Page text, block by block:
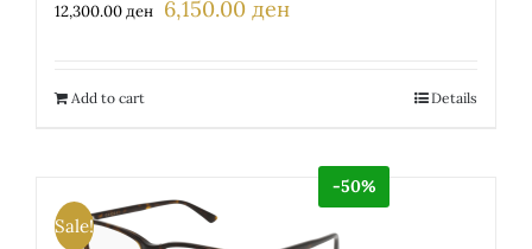
12,300.00ден Original
6,150.00 денCurrent
Add to cart Details
Sale!
-50%